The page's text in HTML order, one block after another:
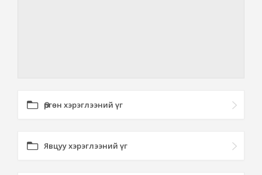
Өргөн хэрэглээний үг
Явцуу хэрэглээний үг